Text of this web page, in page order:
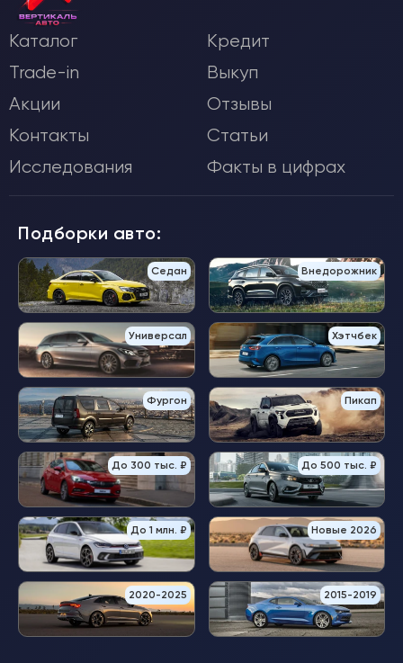
Каталог
Кредит
Trade-in
Выкуп
Акции
Отзывы
Контакты
Статьи
Исследования
Факты в цифрах
Подборки авто:
Седан Внедорожник
Универсал Хэтчбек
Фургон Пикап
До 300 тыс. ₽ До 500 тыс. ₽
До 1 млн. ₽ Новые 2026
2020-2025 2015-2019